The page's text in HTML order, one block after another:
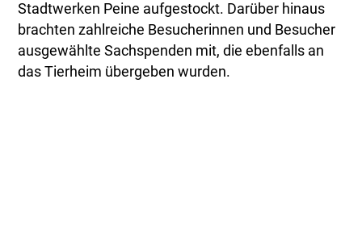
Stadtwerken Peine aufgestockt. Darüber hinaus
brachten zahlreiche Besucherinnen und Besucher
ausgewählte Sachspenden mit, die ebenfalls an
das Tierheim übergeben wurden.